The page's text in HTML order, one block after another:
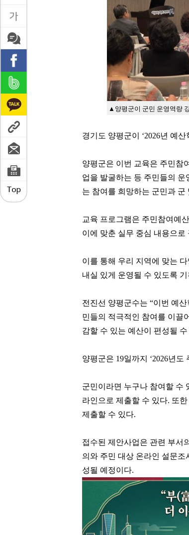
▲양평군이 군민 운영역량
경기도 양평군이 ‘2026년 예산
양평군은 이번 교육은 주민참
업을 발굴하는 등 주민들의 운
는 참여를 희망하는 군민과
교육 프로그램은 주민참여예
이에 맞춘 실무 중심 내용으로
이를 통해 우리 지역에 맞는
내실 있게 운영될 수 있도록
전진선 양평군수는 “이번 예
민들의 적극적인 참여를 이끌
감할 수 있는 예산이 편성될
양평군은 19일까지 ‘2026년
군민이라면 누구나 참여할 수
라인으로 제출할 수 있다. 또
제출할 수 있다.
접수된 제안사업은 관련 부서
의와 주민 대상 온라인 설문조
성될 예정이다.